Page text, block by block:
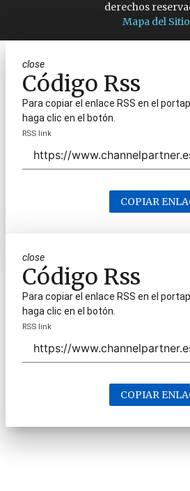
derechos
Mapa del Sitio
close
Código Rss
Para copiar el enlace RSS en el
haga clic en el botón.
RSS link
COPIAR
close
Código Rss
Para copiar el enlace RSS en el
haga clic en el botón.
RSS link
COPIAR